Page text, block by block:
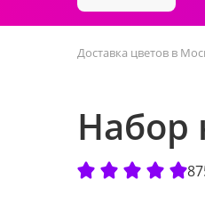
Доставка цветов в
Набор